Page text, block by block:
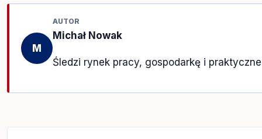
M
AUTOR
Michał Nowak
Śledzi rynek pracy, gospodarkę i